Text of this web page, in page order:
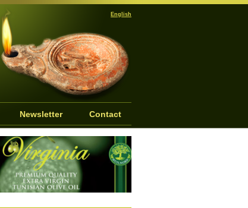
English
Newsletter Contact